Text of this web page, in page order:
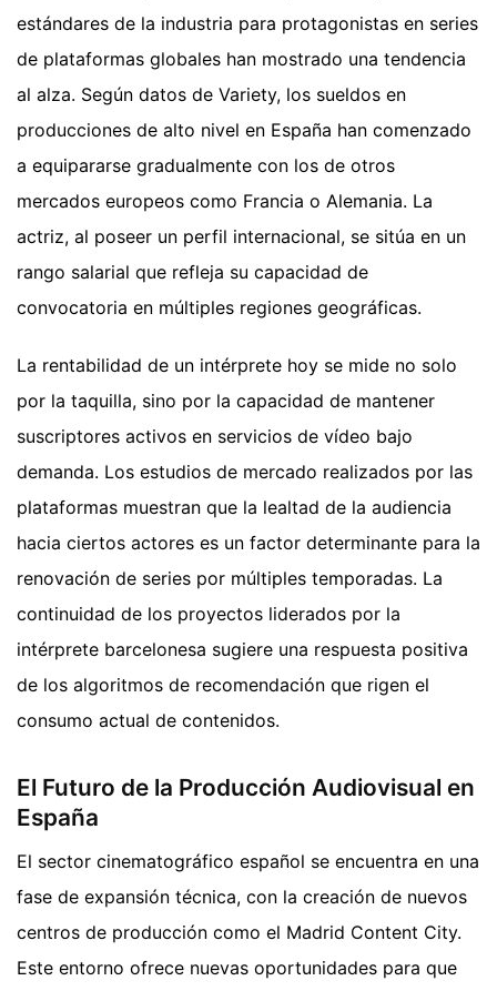
estándares de la industria para protagonistas en series
de plataformas globales han mostrado una tendencia
al alza. Según datos de Variety, los sueldos en
producciones de alto nivel en España han comenzado
a equipararse gradualmente con los de otros
mercados europeos como Francia o Alemania. La
actriz, al poseer un perfil internacional, se sitúa en un
rango salarial que refleja su capacidad de
convocatoria en múltiples regiones geográficas.
La rentabilidad de un intérprete hoy se mide no solo
por la taquilla, sino por la capacidad de mantener
suscriptores activos en servicios de vídeo bajo
demanda. Los estudios de mercado realizados por las
plataformas muestran que la lealtad de la audiencia
hacia ciertos actores es un factor determinante para la
renovación de series por múltiples temporadas. La
continuidad de los proyectos liderados por la
intérprete barcelonesa sugiere una respuesta positiva
de los algoritmos de recomendación que rigen el
consumo actual de contenidos.
El Futuro de la Producción Audiovisual en
España
El sector cinematográfico español se encuentra en una
fase de expansión técnica, con la creación de nuevos
centros de producción como el Madrid Content City.
Este entorno ofrece nuevas oportunidades para que